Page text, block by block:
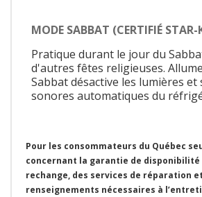
MODE SABBAT (CERTIFIÉ STAR-
Pratique durant le jour du
d'autres fêtes religieuses.
Sabbat désactive les lumières et
sonores automatiques du
Pour les consommateurs du Québec
concernant la garantie de disponibilité
rechange, des services de réparation
renseignements nécessaires à